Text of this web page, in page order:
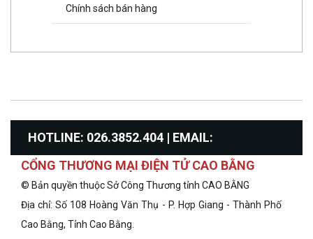
Chính sách bán hàng
HOTLINE: 026.3852.404 | EMAIL:
info@congthuongcaobang.gov.vn
CỔNG THƯƠNG MẠI ĐIỆN TỬ CAO BẰNG
© Bản quyền thuộc Sở Công Thương tỉnh CAO BẰNG
Địa chỉ: Số 108 Hoàng Văn Thụ - P. Hợp Giang - Thành Phố
Cao Bằng, Tỉnh Cao Bằng.